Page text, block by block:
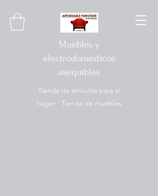
Muebles y
electrodomésticos
asequibles
Tienda de artículos para el
hogar · Tienda de muebles